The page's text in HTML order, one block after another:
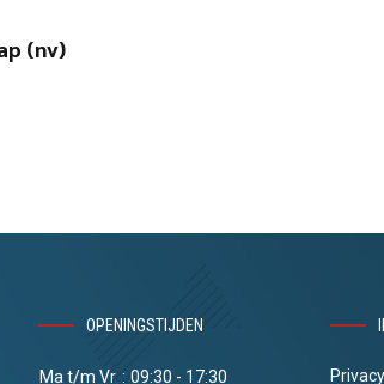
(nv)
OPENINGSTIJDEN
Ma t/m Vr : 09:30 - 17:30